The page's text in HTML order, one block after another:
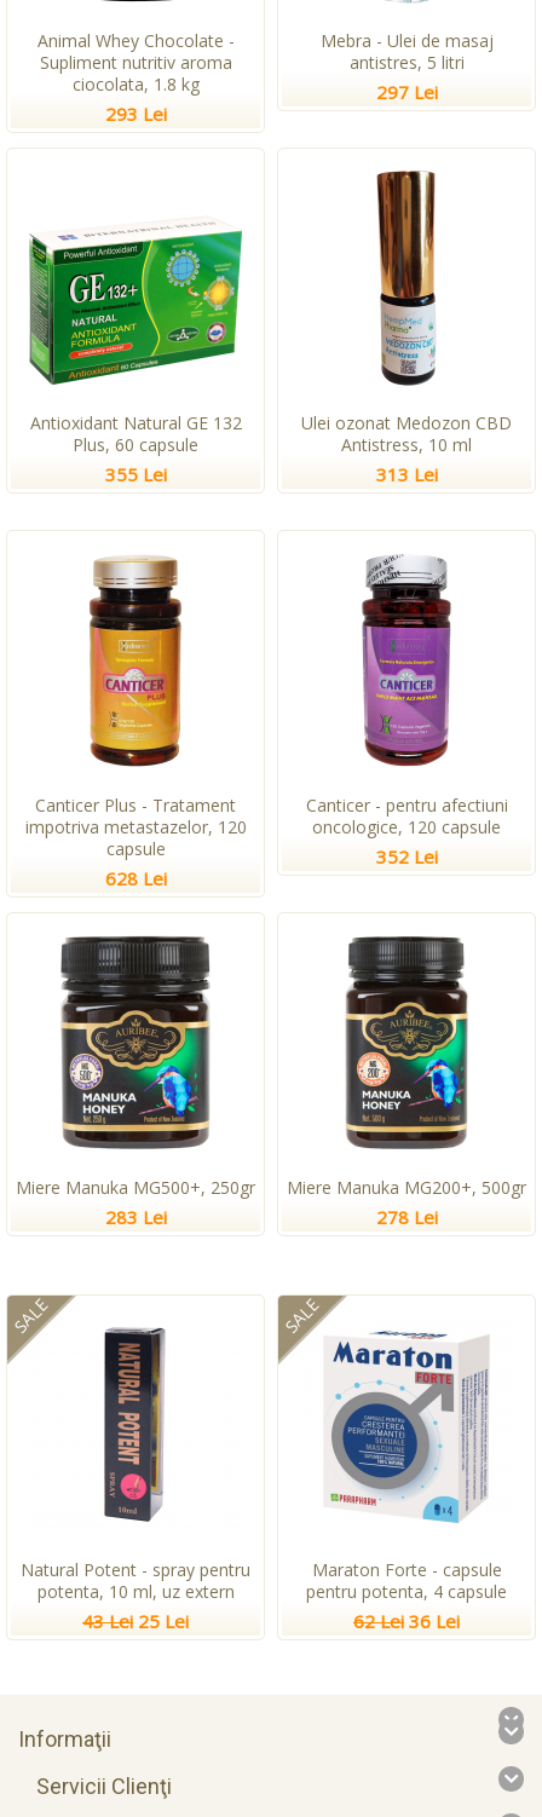
Animal Whey Chocolate -
Supliment nutritiv aroma
ciocolata, 1.8 kg
293 Lei
Mebra - Ulei de masaj
antistres, 5 litri
297 Lei
Antioxidant Natural GE 132
Plus, 60 capsule
355 Lei
Ulei ozonat Medozon CBD
Antistress, 10 ml
313 Lei
Canticer Plus - Tratament
impotriva metastazelor, 120
capsule
628 Lei
Canticer - pentru afectiuni
oncologice, 120 capsule
352 Lei
Miere Manuka MG500+, 250gr
283 Lei
Miere Manuka MG200+, 500gr
278 Lei
SALE
Natural Potent - spray pentru
potenta, 10 ml, uz extern
43 Lei 25 Lei
SALE
Maraton Forte - capsule
pentru potenta, 4 capsule
62 Lei 36 Lei
Informaţii
Servicii Clienţi